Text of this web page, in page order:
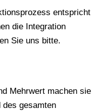
entspricht
die Integration
Sie uns bitte.
Mehrwert machen sie
gesamten